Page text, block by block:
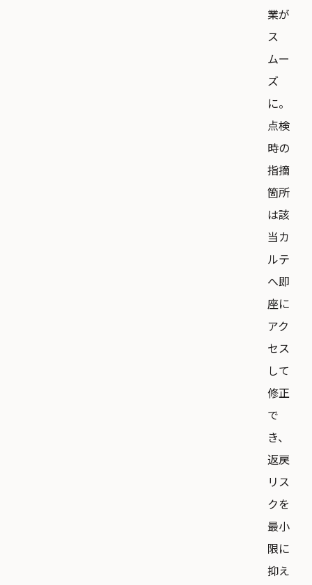
業が
ス
ムー
ズ
に。
点検
時の
指摘
箇所
は該
当カ
ルテ
へ即
座に
アク
セス
して
修正
で
き、
返戻
リス
クを
最小
限に
抑え